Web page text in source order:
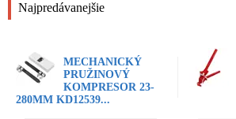
Najpredávanejšie
MECHANICKÝ
PRUŽINOVÝ
KOMPRESOR 23-
280MM KD12539...